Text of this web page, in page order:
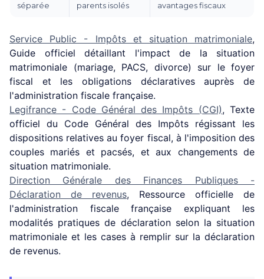
séparée
parents isolés
avantages fiscaux
Service Public - Impôts et situation matrimoniale,
Guide officiel détaillant l'impact de la situation
matrimoniale (mariage, PACS, divorce) sur le foyer
fiscal et les obligations déclaratives auprès de
l'administration fiscale française.
Legifrance - Code Général des Impôts (CGI), Texte
officiel du Code Général des Impôts régissant les
dispositions relatives au foyer fiscal, à l'imposition des
couples mariés et pacsés, et aux changements de
situation matrimoniale.
Direction Générale des Finances Publiques -
Déclaration de revenus, Ressource officielle de
l'administration fiscale française expliquant les
modalités pratiques de déclaration selon la situation
matrimoniale et les cases à remplir sur la déclaration
de revenus.